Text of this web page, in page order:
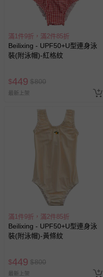
滿1件9折，滿2件85折
Beilixing - UPF50+U型連身泳
裝(附泳帽)-紅格紋
$449 $800
最新上架
滿1件9折，滿2件85折
Beilixing - UPF50+U型連身泳
裝(附泳帽)-黃條紋
$449 $800
最新上架